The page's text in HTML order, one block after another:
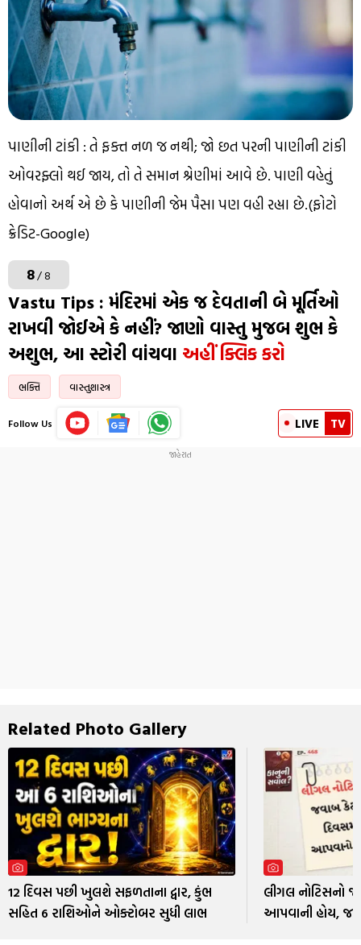
પાણીની ટાંકી : તે ફક્ત નળ જ નથી; જો છત પરની પાણીની ટાંકી
ઓવરફ્લો થઈ જાય, તો તે સમાન શ્રેણીમાં આવે છે. પાણી વહેતું
હોવાનો અર્થ એ છે કે પાણીની જેમ પૈસા પણ વહી રહ્યા છે.(ફોટો
ક્રેડિટ-Google)
8/ 8
Vastu Tips : મંદિરમાં એક જ દેવતાની બે મૂર્તિઓ
રાખવી જોઈએ કે નહીં? જાણો વાસ્તુ મુજબ શુભ કે
અશુભ, આ સ્ટોરી વાંચવા અહીં ક્લિક કરો
ભક્તિ વાસ્તુશાસ્ત્ર
Follow Us LIVE TV
Related Photo Gallery
12 દિવસ પછી ખુલશે સફળતાના દ્વાર, કુંભ
સહિત 6 રાશિઓને ઓક્ટોબર સુધી લાભ
લીગલ નોટિસનો
આપવાની હોય,